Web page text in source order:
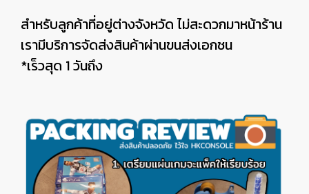
สำหรับลูกค้าที่อยู่ต่างจังหวัด ไม่สะดวกมาหน้าร้าน
เรามีบริการจัดส่งสินค้าผ่านขนส่งเอกชน
*เร็วสุด 1 วันถึง